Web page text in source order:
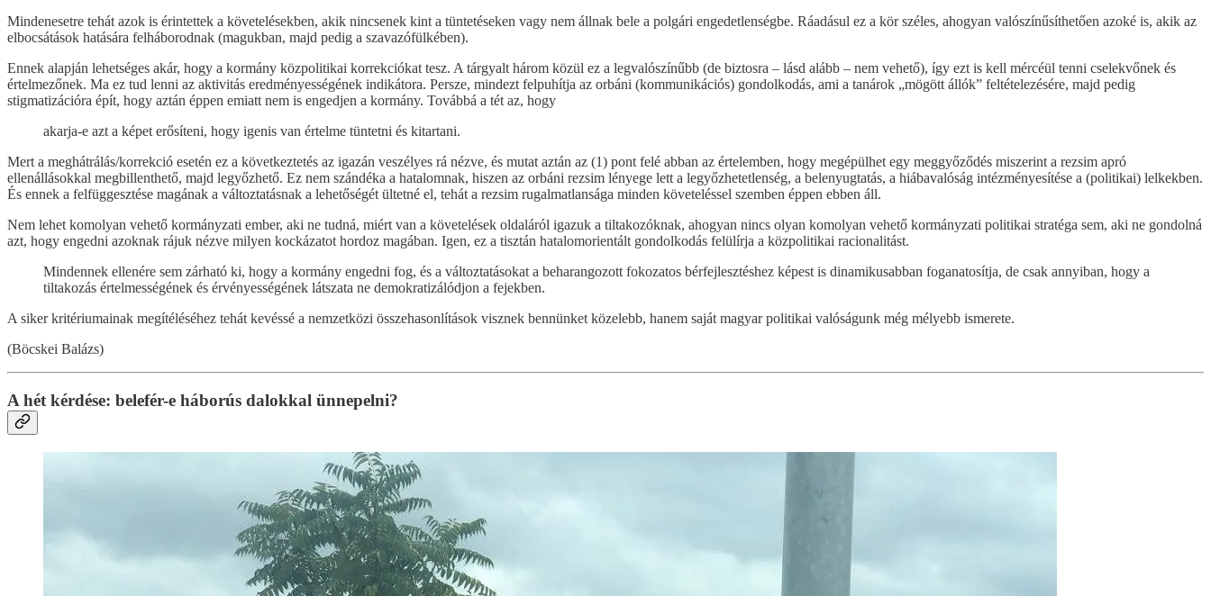
Mindenesetre tehát azok is érintettek a követelésekben, akik nincsenek kint a tüntetéseken vagy nem állnak bele a polgári engedetlenségbe. Ráadásul ez a kör széles, ahogyan valószínűsíthetően azoké is, akik az
elbocsátások hatására felháborodnak (magukban, majd pedig a szavazófülkében).
Ennek alapján lehetséges akár, hogy a kormány közpolitikai korrekciókat tesz. A tárgyalt három közül ez a legvalószínűbb (de biztosra – lásd alább – nem vehető), így ezt is kell mércéül tenni cselekvőnek és
értelmezőnek. Ma ez tud lenni az aktivitás eredményességének indikátora. Persze, mindezt felpuhítja az orbáni (kommunikációs) gondolkodás, ami a tanárok „mögött állók” feltételezésére, majd pedig
stigmatizációra épít, hogy aztán éppen emiatt nem is engedjen a kormány. Továbbá a tét az, hogy
akarja-e azt a képet erősíteni, hogy igenis van értelme tüntetni és kitartani.
Mert a meghátrálás/korrekció esetén ez a következtetés az igazán veszélyes rá nézve, és mutat aztán az (1) pont felé abban az értelemben, hogy megépülhet egy meggyőződés miszerint a rezsim apró
ellenállásokkal megbillenthető, majd legyőzhető. Ez nem szándéka a hatalomnak, hiszen az orbáni rezsim lényege lett a legyőzhetetlenség, a belenyugtatás, a hiábavalóság intézményesítése a (politikai) lelkekben.
És ennek a felfüggesztése magának a változtatásnak a lehetőségét ültetné el, tehát a rezsim rugalmatlansága minden követeléssel szemben éppen ebben áll.
Nem lehet komolyan vehető kormányzati ember, aki ne tudná, miért van a követelések oldaláról igazuk a tiltakozóknak, ahogyan nincs olyan komolyan vehető kormányzati politikai stratéga sem, aki ne gondolná
azt, hogy engedni azoknak rájuk nézve milyen kockázatot hordoz magában. Igen, ez a tisztán hatalomorientált gondolkodás felülírja a közpolitikai racionalitást.
Mindennek ellenére sem zárható ki, hogy a kormány engedni fog, és a változtatásokat a beharangozott fokozatos bérfejlesztéshez képest is dinamikusabban foganatosítja, de csak annyiban, hogy a
tiltakozás értelmességének és érvényességének látszata ne demokratizálódjon a fejekben.
A siker kritériumainak megítéléséhez tehát kevéssé a nemzetközi összehasonlítások visznek bennünket közelebb, hanem saját magyar politikai valóságunk még mélyebb ismerete.
(Böcskei Balázs)
A hét kérdése: belefér-e háborús dalokkal ünnepelni?